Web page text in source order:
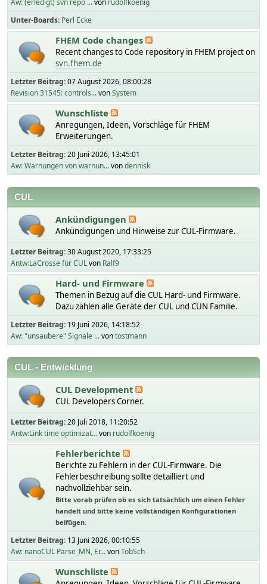
Aw: (erledigt) svn repo ...von rudolfkoenig
Unter-Boards Perl Ecke
FHEM Code changes
Recent changes to Code repository in FHEM project on
svn.fhem.de
Letzter Beitrag:07 August 2026, 08:00:28
Revision 31545: controls...vonSystem
Wunschliste
Anregungen, Ideen, Vorschläge für FHEM
Erweiterungen.
Letzter Beitrag:20 Juni 2026, 13:45:01
Aw: Warnungen von warnun...vondennisk
CUL
Ankündigungen
Ankündigungen und Hinweise zur CUL-Firmware.
Letzter Beitrag:30 August 2020, 17:33:25
Antw:LaCrosse für CULvon Ralf9
Hard- und Firmware
Themen in Bezug auf die CUL Hard- und Firmware.
Dazu zählen alle Geräte der CUL und CUN Familie.
Letzter Beitrag: 19 Juni 2026, 14:18:52
Aw: "unsaubere" Signale ...vontostmann
CUL - Entwicklung
CUL Development
CUL Developers Corner.
Letzter Beitrag:20 Juli 2018, 11:20:52
Antw:Link time optimizat...von rudolfkoenig
Fehlerberichte
Berichte zu Fehlern in der CUL-Firmware. Die
Fehlerbeschreibung sollte detailliert und
nachvollziehbar sein.
Bitte vorab prüfen ob es sich tatsächlich um einen Fehler
handelt und bitte keine vollständigen Konfigurationen
beifügen.
Letzter Beitrag: 13 Juni 2026, 00:10:55
Aw: nanoCUL Parse_MN, Er...vonTobSch
Wunschliste